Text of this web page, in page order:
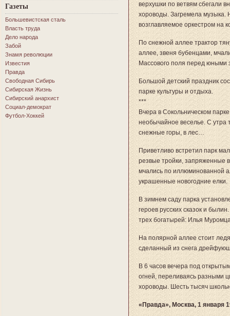
Газеты
Большевистская сталь
Власть труда
Дело народа
Забой
Знамя революции
Известия
Правда
Свободная Сибирь
Сибирская Жизнь
Сибирский анархист
Социал-демократ
Футбол-Хоккей
верхушки по ветвям сбегали
хороводы. Загремела музыка.
возглавляемое оркестром на
По снежной аллее трактор
аллее, звеня бубенцами,
Массового поля перед юными
Большой детский праздник
парке культуры и отдыха.
***
Вчера в Сокольническом
необычайное веселье. С утра
снежные горы, в лес…
Приветливо встретил парк
резвые тройки, запряженные
мчались по иллюминованной
украшенные новогодние елки.
В зимнем саду парка
героев русских сказок и
трех богатырей: Илья
На полярной аллее стоит
сделанный из снега
В 6 часов вечера под
огней, переливаясь разными
хороводы. Шесть тысяч
«Правда», Москва, 1 января